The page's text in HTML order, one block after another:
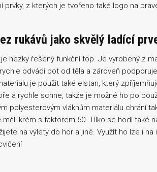
z kterých je tvořeno také logo na
rukávů jako skvělý ladící
hezky řešený funkční top. Je vyrobený z
odvádí pot od těla a zároveň
je použit také elstan, který
a rychle schne, takže je možné ho po
polyesterovým vláknům materiálu chrání
krém s faktorem 50. Tílko se hodí také
na výlety do hor a jiné. Využít ho lze i